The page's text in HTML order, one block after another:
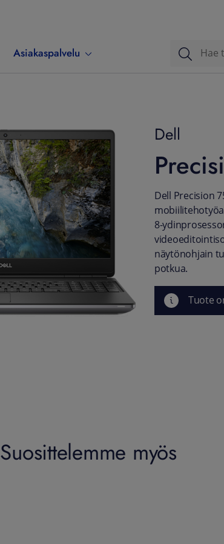
Asiakaspalvelu
Dell
Dell Precision
8-
näytönohjain
potkua.
Tuote
Suosittelemme myös